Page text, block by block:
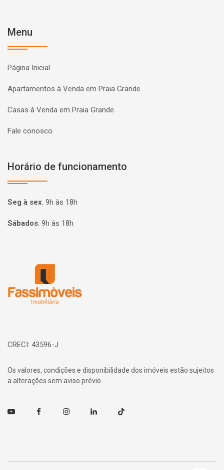
Menu
Página Inicial
Apartamentos à Venda em Praia Grande
Casas à Venda em Praia Grande
Fale conosco
Horário de funcionamento
Seg à sex: 9h às 18h
Sábados: 9h às 18h
CRECI: 43596-J
Os valores, condições e disponibilidade dos imóveis estão sujeitos
a alterações sem aviso prévio.
Youtube FacebookInstagramLinkedin TikTok